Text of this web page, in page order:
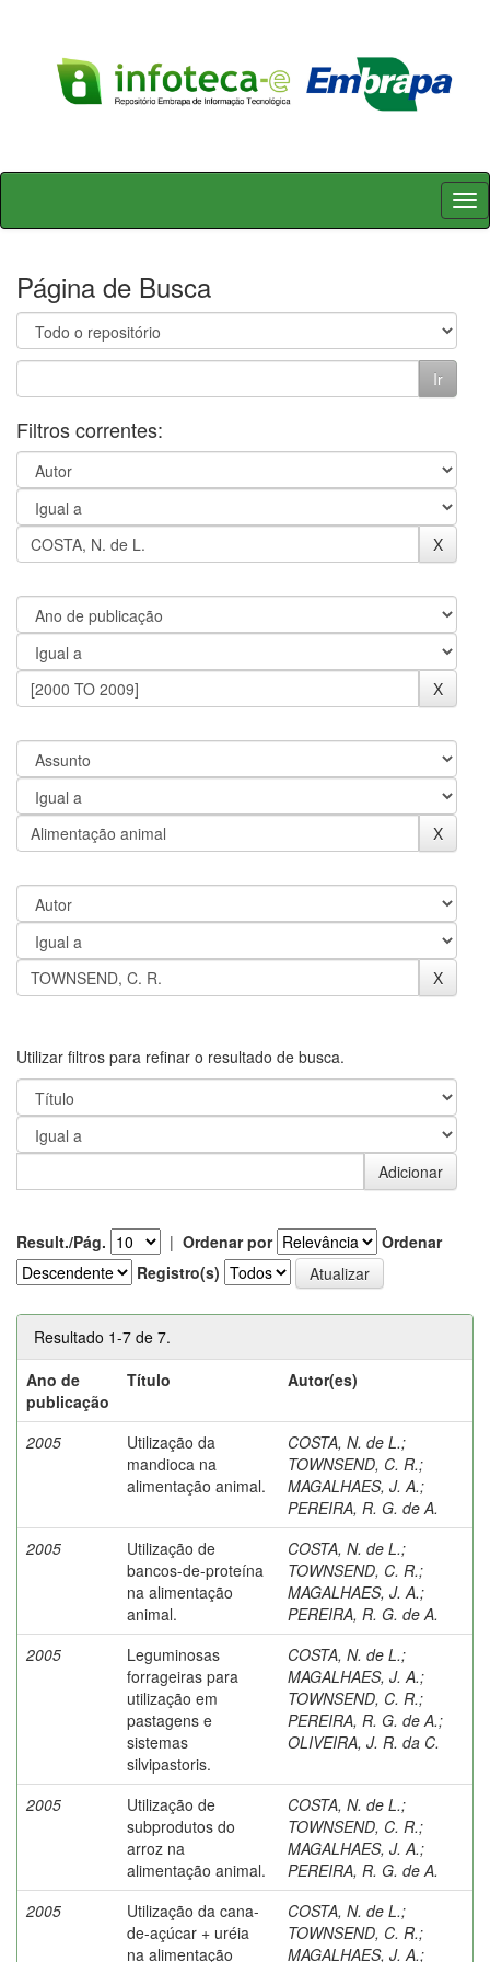
Skip
Página de Busca
Filtros correntes:
Utilizar filtros para refinar o resultado de busca.
Result./Pág. | Ordenar por
Ordenar
Registro(s)
Resultado 1-7 de 7.
Ano de
publicação
Título Autor(es)
2005
Utilização da
mandioca na
alimentação animal.
COSTA, N. de L.;
TOWNSEND, C. R.;
MAGALHAES, J. A.;
PEREIRA, R. G. de A.
2005
Utilização de
bancos-de-proteína
na alimentação
animal.
COSTA, N. de L.;
TOWNSEND, C. R.;
MAGALHAES, J. A.;
PEREIRA, R. G. de A.
2005
Leguminosas
forrageiras para
utilização em
pastagens e
sistemas
silvipastoris.
COSTA, N. de L.;
MAGALHAES, J. A.;
TOWNSEND, C. R.;
PEREIRA, R. G. de A.;
OLIVEIRA, J. R. da C.
2005
Utilização de
subprodutos do
arroz na
alimentação animal.
COSTA, N. de L.;
TOWNSEND, C. R.;
MAGALHAES, J. A.;
PEREIRA, R. G. de A.
2005
Utilização da cana-
de-açúcar + uréia
na alimentação
COSTA, N. de L.;
TOWNSEND, C. R.;
MAGALHAES, J. A.;